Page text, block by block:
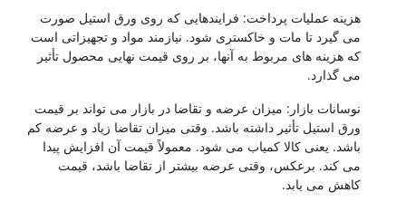
هزینه عملیات پرداخت: فرایندهایی که روی ورق استیل صورت
می گیرد تا مات و خاکستری شود. نیازمند مواد و تجهیزاتی است
که هزینه های مربوط به آنها، بر روی قیمت نهایی محصول تأثیر
می گذارد.
نوسانات بازار: میزان عرضه و تقاضا در بازار می تواند بر قیمت
ورق استیل تأثیر داشته باشد. وقتی میزان تقاضا زیاد و عرضه کم
باشد. یعنی کالا کمیاب می شود. معمولاً قیمت آن افزایش پیدا
می کند. برعکس، وقتی عرضه بیشتر از تقاضا باشد، قیمت
کاهش می یابد.